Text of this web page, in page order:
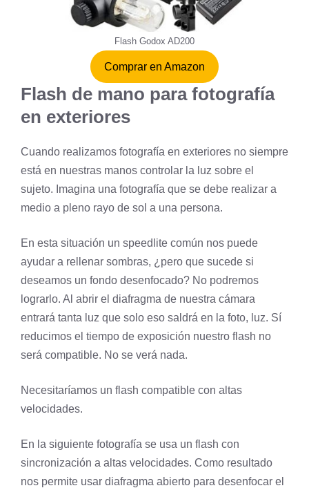
Flash Godox AD200
Comprar en Amazon
Flash de mano para fotografía
en exteriores
Cuando realizamos fotografía en exteriores no siempre
está en nuestras manos controlar la luz sobre el
sujeto. Imagina una fotografía que se debe realizar a
medio a pleno rayo de sol a una persona.
En esta situación un speedlite común nos puede
ayudar a rellenar sombras, ¿pero que sucede si
deseamos un fondo desenfocado? No podremos
lograrlo. Al abrir el diafragma de nuestra cámara
entrará tanta luz que solo eso saldrá en la foto, luz. Sí
reducimos el tiempo de exposición nuestro flash no
será compatible. No se verá nada.
Necesitaríamos un flash compatible con altas
velocidades.
En la siguiente fotografía se usa un flash con
sincronización a altas velocidades. Como resultado
nos permite usar diafragma abierto para desenfocar el